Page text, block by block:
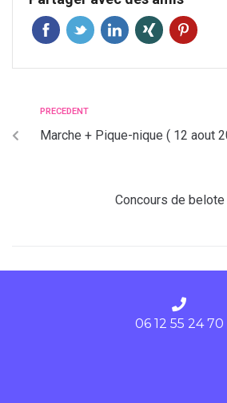
PRECEDENT
Marche + Pique-nique ( 12 aout
Concours de
06 12 55 24 70